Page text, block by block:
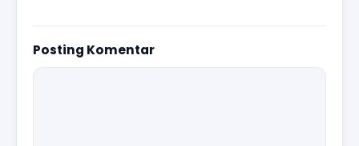
Posting Komentar